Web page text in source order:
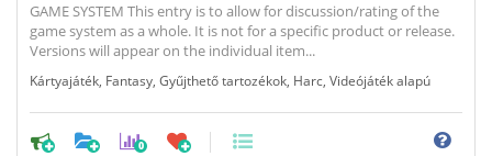
GAME SYSTEM This entry is to allow for discussion/rating of the
game system as a whole. It is not for a specific product or release.
Versions will appear on the individual item...
Kártyajáték Fantasy Gyűjthető tartozékok Harc Videójáték alapú
0